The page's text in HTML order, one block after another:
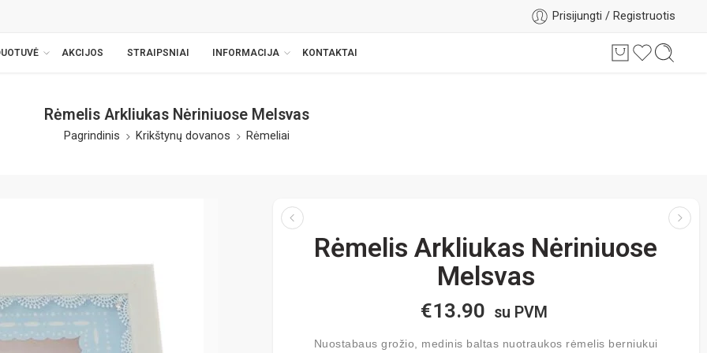
Prisijungti / Registruotis
AKCIJOS STRAIPSNIAI INFORMACIJA KONTAKTAI
Rėmelis Arkliukas Nėriniuose Melsvas
Pagrindinis Krikštynų dovanos Rėmeliai
Rėmelis Arkliukas Nėriniuose
Melsvas
€13.90 su PVM
Nuostabaus grožio, medinis baltas nuotraukos rėmelis berniukui